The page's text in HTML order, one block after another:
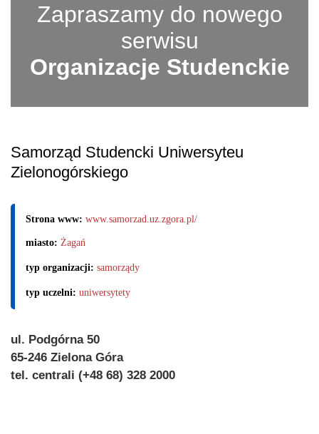
Zapraszamy do nowego
serwisu
Organizacje Studenckie
Samorząd Studencki Uniwersyteu
Zielonogórskiego
Strona www: www.samorzad.uz.zgora.pl/
miasto: Żagań
typ organizacji: samorządy
typ uczelni: uniwersytety
ul. Podgórna 50
65-246 Zielona Góra
tel. centrali (+48 68) 328 2000